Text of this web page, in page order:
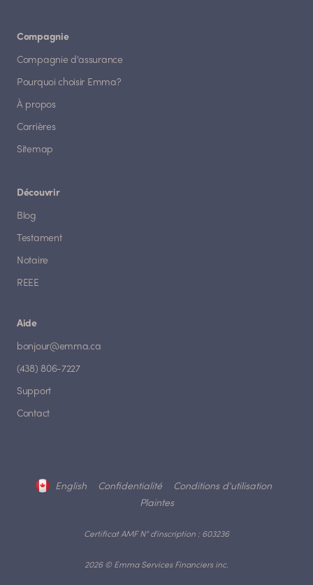
Compagnie
Compagnie d'assurance
Pourquoi choisir Emma?
À propos
Carrières
Sitemap
Découvrir
Blog
Testament
Notaire
REEE
Aide
bonjour@emma.ca
(438) 806-7227
Support
Contact
2026 © Emma Services Financiers inc.
Certificat AMF N° d'inscription : 603236
English Confidentialité
Conditions d'utilisation
Plaintes